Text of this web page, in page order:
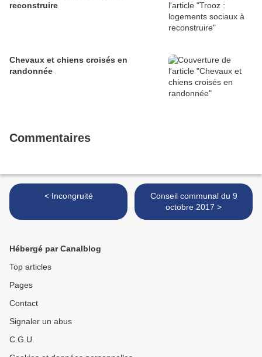
reconstruire
Chevaux et chiens croisés en
randonnée
Commentaires
< Incongruité
Conseil communal du 9
octobre 2017 >
Hébergé par Canalblog
Top articles
Pages
Contact
Signaler un abus
C.G.U.